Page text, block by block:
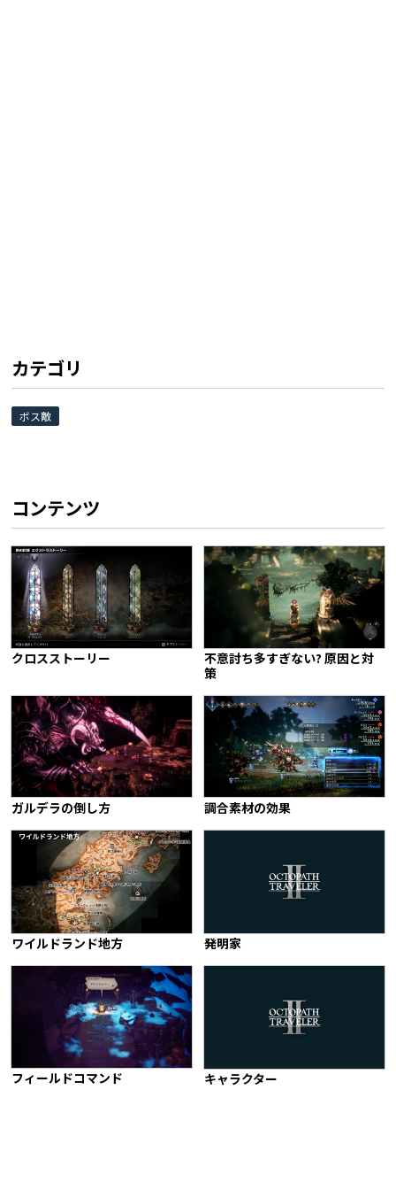
カテゴリ
ボス敵
コンテンツ
クロスストーリー
不意討ち多すぎない? 原因と対
策
ガルデラの倒し方 調合素材の効果
ワイルドランド地方 発明家
フィールドコマンド キャラクター